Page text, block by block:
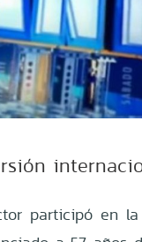
participó en